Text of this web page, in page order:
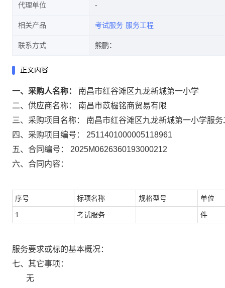
代理单位
相关产品 考试服务 服务工程
联系方式 熊鹏：
正文内容
一、采购人名称：
南昌市红谷滩区九龙新城第一小学
二、供应商名称：
南昌市苡榀铭商贸易有限
三、采购项目名称：
南昌市红谷滩区九龙新城第一小学服
四、采购项目编号：
2511401000005118961
五、合同编号：
2025M0626360193000212
六、合同内容：
序号 标项名称 规格型号 单位
1 考试服务 件
服务要求或标的基本概况：
七、其它事项：
无